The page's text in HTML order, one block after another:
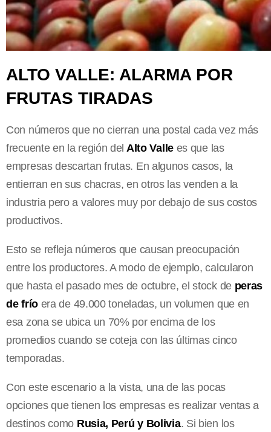
ALTO VALLE: ALARMA POR
FRUTAS TIRADAS
Con números que no cierran una postal cada vez más
frecuente en la región del Alto Vallees que las
empresas descartan frutas. En algunos casos, la
entierran en sus chacras, en otros las venden a la
industria pero a valores muy por debajo de sus costos
productivos.
Esto se refleja números que causan preocupación
entre los productores. A modo de ejemplo, calcularon
que hasta el pasado mes de octubre, el stock deperas
de fríoera de 49.000 toneladas, un volumen que en
esa zona se ubica un 70% por encima de los
promedios cuando se coteja con las últimas cinco
temporadas.
Con este escenario a la vista, una de las pocas
opciones que tienen los empresas es realizar ventas a
destinos como Rusia, Perú y Bolivia. Si bien los